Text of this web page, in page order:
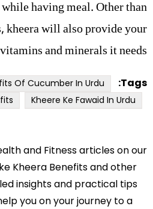
having meal. Other than
kheera will also provide your
and minerals it needs.
Tags:
Of Cucumber In Urdu
Kheere Ke Fawaid In Urdu
and Fitness articles on our
Kheera Benefits and other
insights and practical tips
you on your journey to a